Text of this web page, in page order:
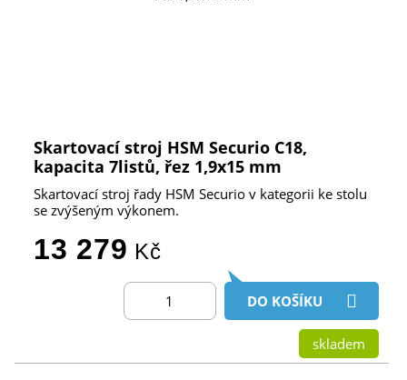
Skartovací stroj HSM Securio C18,
kapacita 7listů, řez 1,9x15 mm
Skartovací stroj řady HSM Securio v kategorii ke stolu
se zvýšeným výkonem.
13 279 Kč
DO KOŠÍKU
skladem